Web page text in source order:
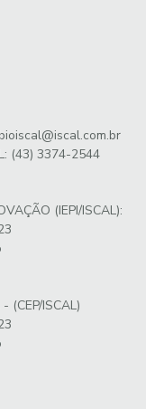
(43) 3374-2544
(IEPI/ISCAL):
(CEP/ISCAL)